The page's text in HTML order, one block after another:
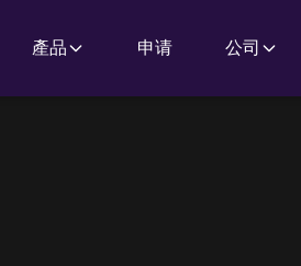
產品 申请 公司